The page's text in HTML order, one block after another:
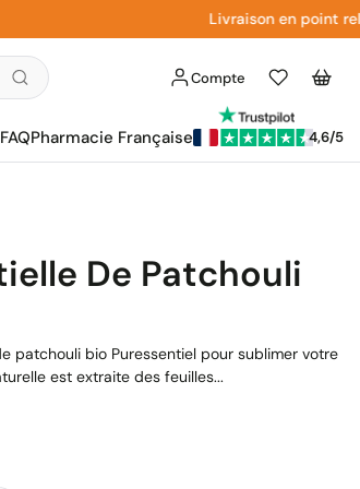
Livraison en point
Compte
Liste
d'envies
Panier
FAQPharmacie Française 4,6/5
De Patchouli
patchouli bio Puressentiel pour sublimer votre
est extraite des feuilles...